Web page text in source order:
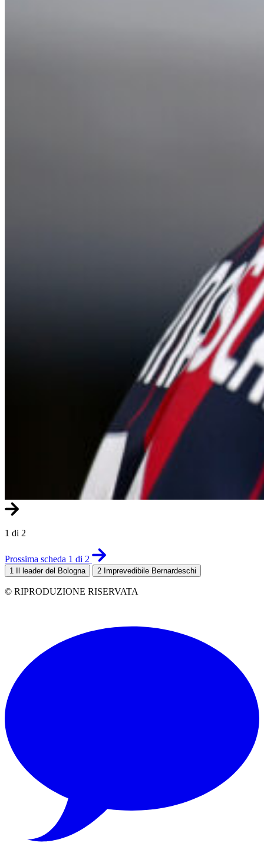
1 di 2
Prossima scheda 1 di 2
1 Il leader del Bologna 2 Imprevedibile Bernardeschi
© RIPRODUZIONE RISERVATA